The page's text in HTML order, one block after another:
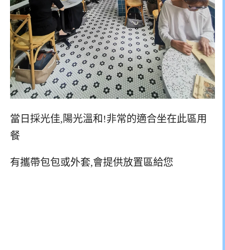
當日採光佳,陽光溫和!非常的適合坐在此區用
餐
有攜帶包包或外套,會提供放置區給您